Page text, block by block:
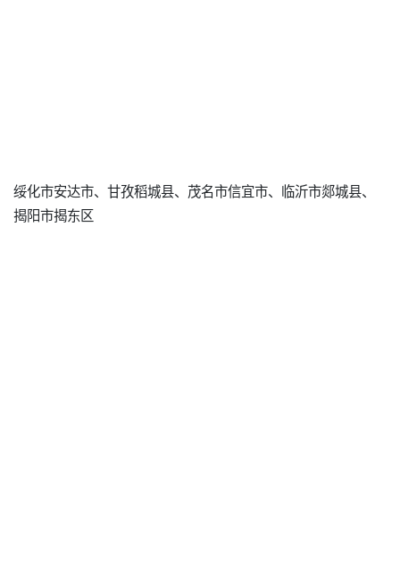
绥化市安达市、甘孜稻城县、茂名市信宜市、临沂市郯城县、
揭阳市揭东区